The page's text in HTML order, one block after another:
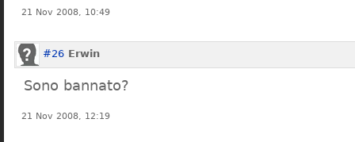
21 Nov 2008, 10:49
#26 Erwin
Sono bannato?
21 Nov 2008, 12:19